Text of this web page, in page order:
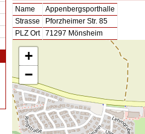
Name
Appenbergsporthalle
Strasse
Pforzheimer Str. 85
PLZ Ort
71297 Mönsheim
+
−